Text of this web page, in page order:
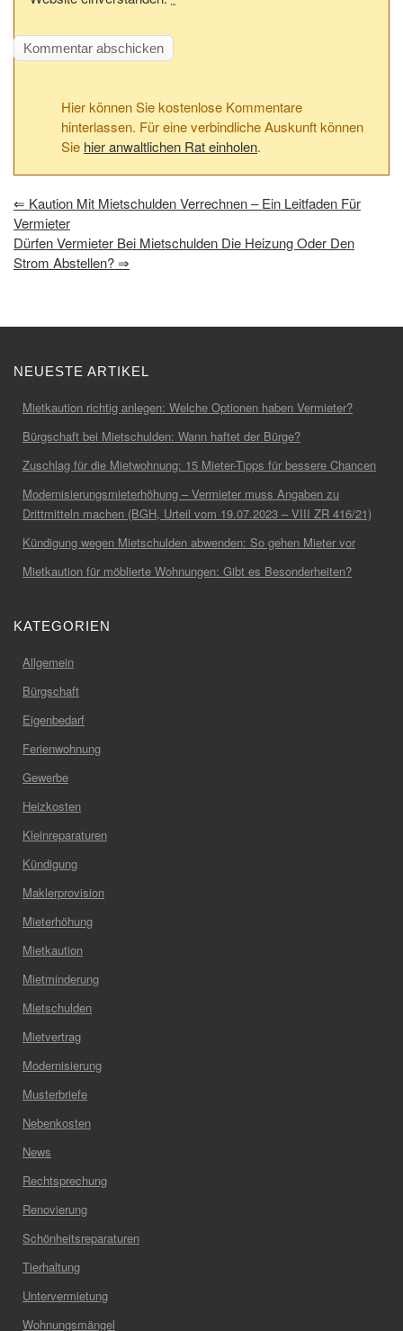
Hier können Sie kostenlose Kommentare
hinterlassen. Für eine verbindliche Auskunft können
Sie hier anwaltlichen Rat einholen.
⇐ Kaution Mit Mietschulden Verrechnen – Ein Leitfaden Für
Vermieter
Dürfen Vermieter Bei Mietschulden Die Heizung Oder Den
Strom Abstellen?⇒
NEUESTE ARTIKEL
Mietkaution richtig anlegen: Welche Optionen haben Vermieter?
Bürgschaft bei Mietschulden: Wann haftet der Bürge?
Zuschlag für die Mietwohnung: 15 Mieter-Tipps für bessere Chancen
Modernisierungsmieterhöhung – Vermieter muss Angaben zu
Drittmitteln machen (BGH, Urteil vom 19.07.2023 – VIII ZR 416/21)
Kündigung wegen Mietschulden abwenden: So gehen Mieter vor
Mietkaution für möblierte Wohnungen: Gibt es Besonderheiten?
KATEGORIEN
Allgemein
Bürgschaft
Eigenbedarf
Ferienwohnung
Gewerbe
Heizkosten
Kleinreparaturen
Kündigung
Maklerprovision
Mieterhöhung
Mietkaution
Mietminderung
Mietschulden
Mietvertrag
Modernisierung
Musterbriefe
Nebenkosten
News
Rechtsprechung
Renovierung
Schönheitsreparaturen
Tierhaltung
Untervermietung
Wohnungsmängel